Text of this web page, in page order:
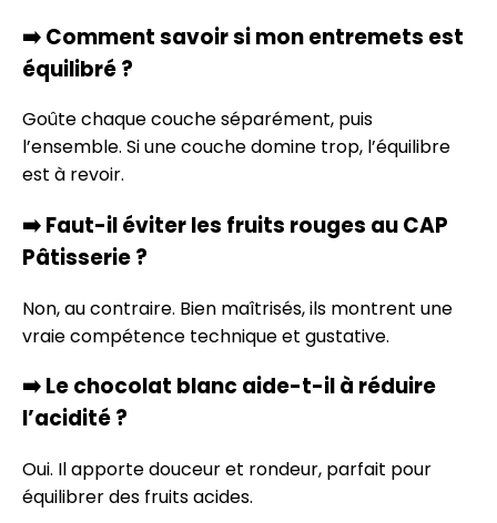
➡️Comment savoir si mon entremets est
équilibré ?
Goûte chaque couche séparément, puis
l’ensemble. Si une couche domine trop, l’équilibre
est à revoir.
➡️Faut-il éviter les fruits rouges au CAP
Pâtisserie ?
Non, au contraire. Bien maîtrisés, ils montrent une
vraie compétence technique et gustative.
➡️Le chocolat blanc aide-t-il à réduire
l’acidité ?
Oui. Il apporte douceur et rondeur, parfait pour
équilibrer des fruits acides.